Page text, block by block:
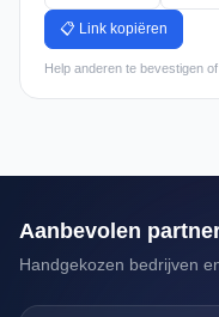
📋 Link kopiëren
Help anderen te bevestigen
Aanbevolen
Handgekozen bedrijven